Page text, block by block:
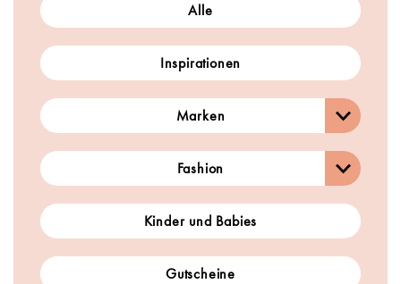
Alle
Inspirationen
Marken
Fashion
Kinder und Babies
Gutscheine